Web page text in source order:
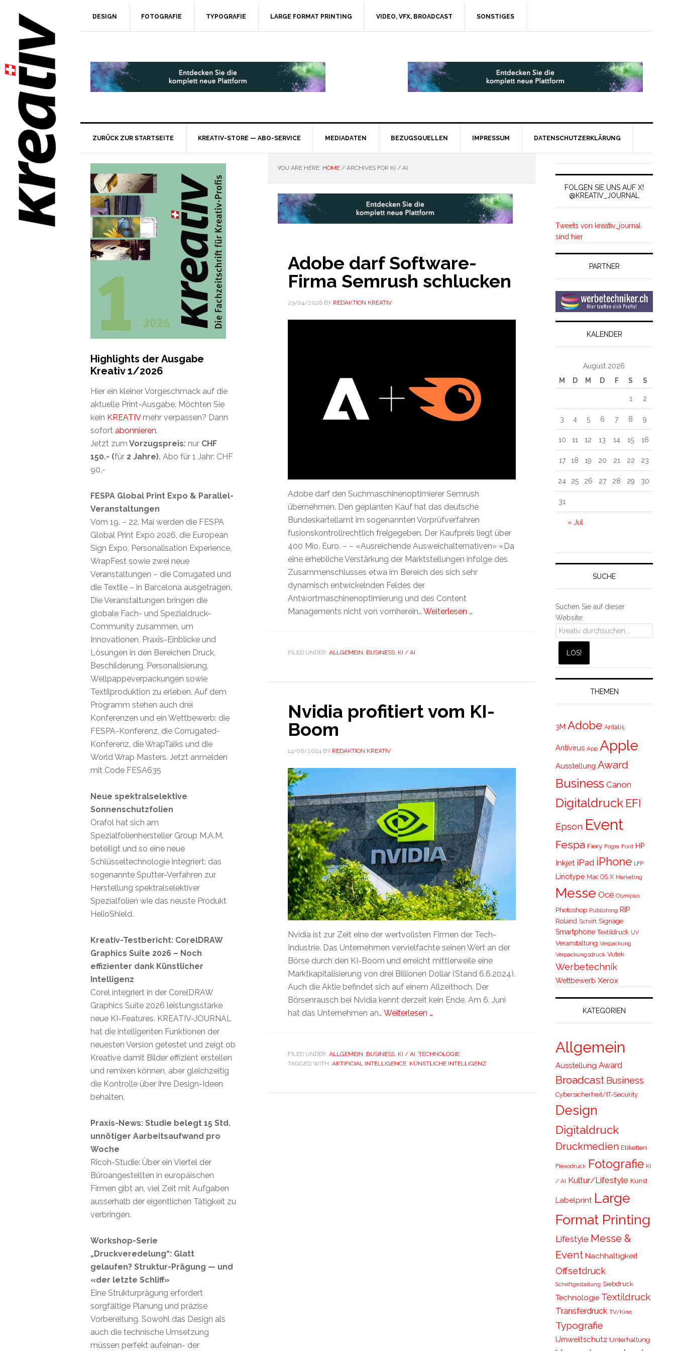
DESIGN FOTOGRAFIE TYPOGRAFIE LARGE FORMAT PRINTING VIDEO, VFX, BROADCAST SONSTIGES
ZURÜCK ZUR STARTSEITE KREATIV-STORE — ABO-SERVICE MEDIADATEN BEZUGSQUELLEN IMPRESSUM DATENSCHUTZERKLÄRUNG
YOU ARE HERE: HOME /ARCHIVES FOR KI / AI
Adobe darf Software-
Firma Semrush schlucken
23/04/2026BY REDAKTION KREATIV
Adobe darf den Suchmaschinenoptimierer Semrush
übernehmen. Den geplanten Kauf hat das deutsche
Bundeskartellamt im sogenannten Vorprüfverfahren
fusionskontrollrechtlich freigegeben. Der Kaufpreis liegt über
400 Mio. Euro. – – «Ausreichende Ausweichalternativen» «Da
eine erhebliche Verstärkung der Marktstellungen infolge des
Zusammenschlusses etwa im Bereich des sich sehr
dynamisch entwickelnden Feldes der
Antwortmaschinenoptimierung und des Content
Managements nicht von vornherein… Weiterlesen …
FILED UNDER: ALLGEMEIN, BUSINESS, KI / AI
Nvidia profitiert vom KI-
Boom
14/06/2024BY REDAKTION KREATIV
Nvidia ist zur Zeit eine der wertvollsten Firmen der Tech-
Industrie. Das Unternehmen vervielfachte seinen Wert an der
Börse durch den KI-Boom und erreicht mittlerweile eine
Marktkapitalisierung von drei Billionen Dollar (Stand 6.6.2024).
Auch die Aktie befindet sich auf einem Allzeithoch. Der
Börsenrausch bei Nvidia kennt derzeit kein Ende. Am 6. Juni
hat das Unternehmen an… Weiterlesen …
FILED UNDER: ALLGEMEIN, BUSINESS, KI / AI, TECHNOLOGIE
TAGGED WITH: ARTIFICIAL INTELLIGENCE, KÜNSTLICHE INTELLIGENZ
FOLGEN SIE UNS AUF X!
@KREATIV_JOURNAL
Tweets von kreativ_journal
sind hier
PARTNER
KALENDER
August 2026
M
D M D F S S
« Jul
1 2
3 4 5 6 7 8 9
10 11 12 13 14 15 16
17 18 19 20 21 22 23
24 25 26 27 28 29 30
31
SUCHE
Suchen Sie auf dieser
Website:
THEMEN
3M Adobe Antalis
Antivirus App Apple
Ausstellung Award
Business Canon
Digitaldruck EFI
Epson Event
Fespa Fiery Fogra Font HP
Inkjet iPad iPhone LFP
Linotype Mac OS X Marketing
Messe Océ Olympus
Photoshop Publishing RIP
Roland Schrift Signage
Smartphone Textildruck UV
Veranstaltung Verpackung
Verpackungsdruck Vutek
Werbetechnik
Wettbewerb Xerox
KATEGORIEN
Allgemein
Ausstellung Award
Broadcast Business
Cybersicherheit/IT-Security
Design
Digitaldruck
Druckmedien Etiketten
Flexodruck Fotografie KI
/ AI Kultur/Lifestyle Kunst
Labelprint Large
Format Printing
Lifestyle Messe &
Event Nachhaltigkeit
Offsetdruck
Schriftgestaltung Siebdruck
Technologie Textildruck
Transferdruck TV/Kino
Typografie
Umweltschutz Unterhaltung
Highlights der Ausgabe
Kreativ 1/2026
Hier ein kleiner Vorgeschmack auf die
aktuelle Print-Ausgabe. Möchten Sie
kein KREATIVmehr verpassen? Dann
sofort abonnieren.
Jetzt zum Vorzugspreis: nur CHF
150.- (für 2 Jahre). Abo für 1 Jahr: CHF
90.-
FESPA Global Print Expo & Parallel-
Veranstaltungen
Vom 19. – 22. Mai werden die FESPA
Global Print Expo 2026, die European
Sign Expo, Personalisation Experience,
WrapFest sowie zwei neue
Veranstaltungen – die Corrugated und
die Textile – in Barcelona ausgetragen.
Die Veranstaltungen bringen die
globale Fach- und Spezialdruck-
Community zusammen, um
Innovationen, Praxis-Einblicke und
Lösungen in den Bereichen Druck,
Beschilderung, Personalisierung,
Wellpappeverpackungen sowie
Textilproduktion zu erleben. Auf dem
Programm stehen auch drei
Konferenzen und ein Wettbewerb: die
FESPA-Konferenz, die Corrugated-
Konferenz, die WrapTalks und die
World Wrap Masters. Jetzt anmelden
mit Code FESA635
Neue spektralselektive
Sonnenschutzfolien
Orafol hat sich am
Spezialfolienhersteller Group M.A.M.
beteiligt und so eine neue
Schlüsseltechnologie integriert: das
sogenannte Sputter-Verfahren zur
Herstellung spektralselektiver
Spezialfolien wie das neuste Produkt
HelioShield.
Kreativ-Testbericht: CorelDRAW
Graphics Suite 2026 – Noch
effizienter dank Künstlicher
Intelligenz
Corel integriert in der CorelDRAW
Graphics Suite 2026 leistungsstarke
neue KI-Features. KREATIV-JOURNAL
hat die intelligenten Funktionen der
neuesten Version getestet und zeigt ob
Kreative damit Bilder effizient erstellen
und remixen können, aber gleichzeitig
die Kontrolle über ihre Design-Ideen
behalten.
Praxis-News: Studie belegt 15 Std.
unnötiger Aarbeitsaufwand pro
Woche
Ricoh-Studie: Über ein Viertel der
Büroangestellten in europäischen
Firmen gibt an, viel Zeit mit Aufgaben
ausserhalb der eigentlichen Tätigkeit zu
verbringen.
Workshop-Serie
„Druckveredelung“: Glatt
gelaufen? Struktur-Prägung — und
«der letzte Schliff»
Eine Strukturprägung erfordert
sorgfältige Planung und präzise
Vorbereitung. Sowohl das Design als
auch die technische Umsetzung
müssen perfekt aufeinan- der